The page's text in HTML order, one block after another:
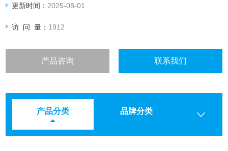
更新时间： 2025-08-01
访 问 量： 1912
产品咨询 联系我们
产品分类 品牌分类